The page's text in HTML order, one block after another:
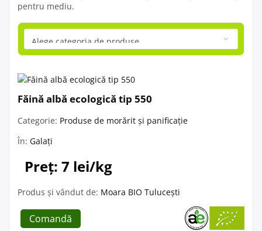
pentru mediu.
Făină albă ecologică tip 550
Categorie: Produse de morărit și panificație
În: Galați
Preț: 7 lei/kg
Produs și vândut de: Moara BIO Tulucești
Comandă